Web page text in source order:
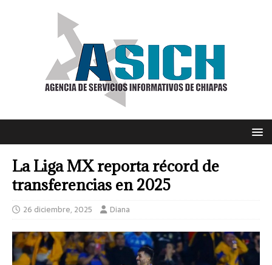
La Liga MX reporta récord de
transferencias en 2025
26 diciembre, 2025 Diana